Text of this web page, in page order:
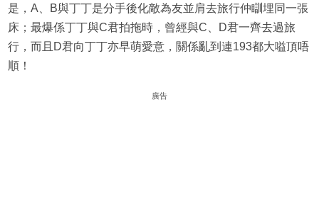
是，A、B與丁丁是分手後化敵為友並肩去旅行仲瞓埋同一張
床；最爆係丁丁與C君拍拖時，曾經與C、D君一齊去過旅
行，而且D君向丁丁亦早萌愛意，關係亂到連193都大嗌頂唔
順！
廣告